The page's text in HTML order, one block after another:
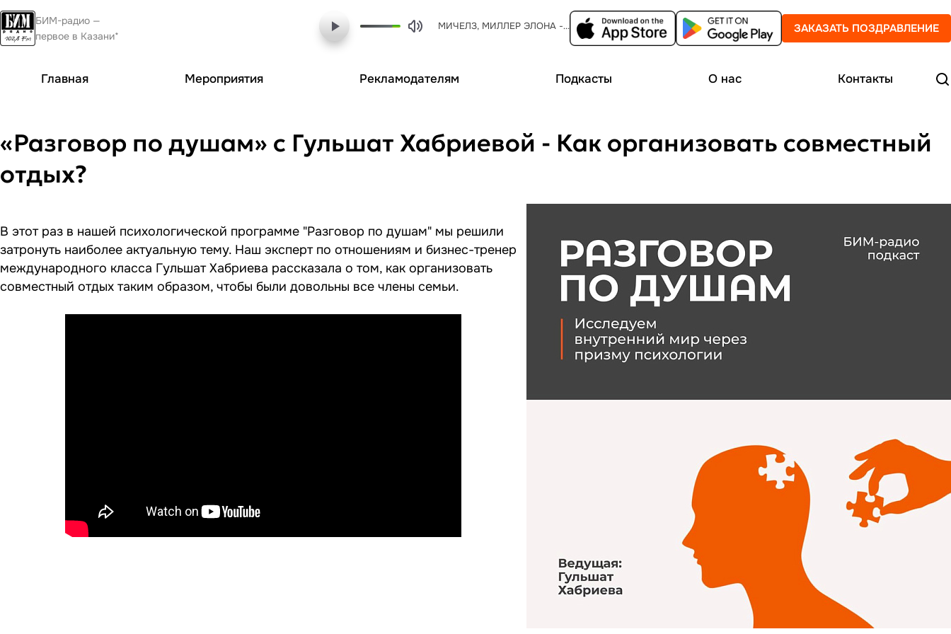
БИМ-радио —
первое в Казани*
МИЧЕЛЗ, МИЛЛЕР ЭЛОНА - угонщица 2023 ЗАКАЗАТЬ ПОЗДРАВЛЕНИЕ
Главная Мероприятия Рекламодателям Подкасты О нас Контакты
«Разговор по душам» с Гульшат Хабриевой - Как организовать совместный
отдых?
В этот раз в нашей психологической программе "Разговор по душам" мы решили
затронуть наиболее актуальную тему. Наш эксперт по отношениям и бизнес-тренер
международного класса Гульшат Хабриева рассказала о том, как организовать
совместный отдых таким образом, чтобы были довольны все члены семьи.